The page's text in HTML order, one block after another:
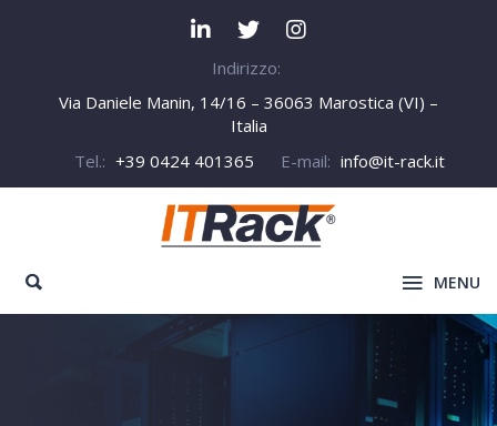
Indirizzo:
Via Daniele Manin, 14/16 – 36063 Marostica (VI) –
Italia
Tel.: +39 0424 401365 E-mail: info@it-rack.it
MENU